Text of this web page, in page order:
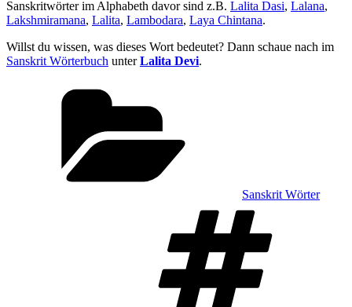
Sanskritwörter im Alphabeth davor sind z.B. Lalita Dasi, Lalana,
Lakshmiramana, Lalita, Lambodara, Laya Chintana.
Willst du wissen, was dieses Wort bedeutet? Dann schaue nach im
Sanskrit Wörterbuch unterLalita Devi.
Sanskrit Wörter